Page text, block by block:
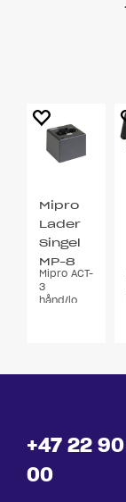
Mipro
Lader
Singel
MP-8
Mipro ACT-
3
hånd/lomme
+47 22
00